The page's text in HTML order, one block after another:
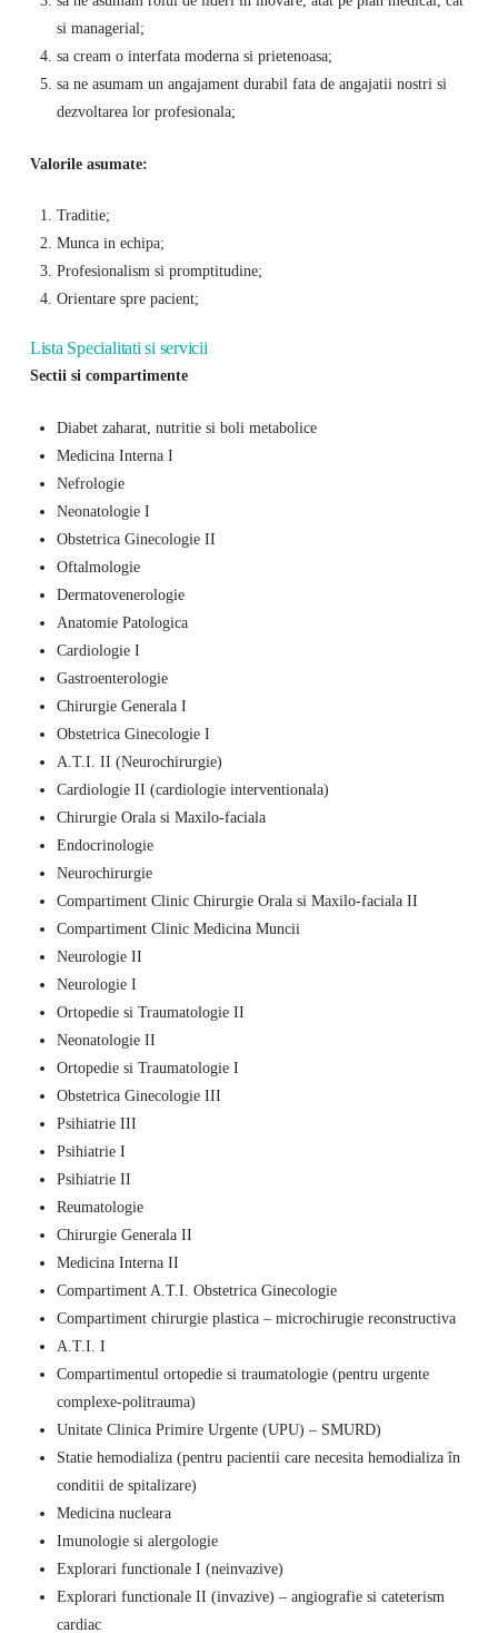
si managerial;
sa cream o interfata moderna si prietenoasa;
sa ne asumam un angajament durabil fata de angajatii nostri si
dezvoltarea lor profesionala;
Valorile asumate:
Traditie;
Munca in echipa;
Profesionalism si promptitudine;
Orientare spre pacient;
Lista Specialitati si servicii
Sectii si compartimente
Diabet zaharat, nutritie si boli metabolice
Medicina Interna I
Nefrologie
Neonatologie I
Obstetrica Ginecologie II
Oftalmologie
Dermatovenerologie
Anatomie Patologica
Cardiologie I
Gastroenterologie
Chirurgie Generala I
Obstetrica Ginecologie I
A.T.I. II (Neurochirurgie)
Cardiologie II (cardiologie interventionala)
Chirurgie Orala si Maxilo-faciala
Endocrinologie
Neurochirurgie
Compartiment Clinic Chirurgie Orala si Maxilo-faciala II
Compartiment Clinic Medicina Muncii
Neurologie II
Neurologie I
Ortopedie si Traumatologie II
Neonatologie II
Ortopedie si Traumatologie I
Obstetrica Ginecologie III
Psihiatrie III
Psihiatrie I
Psihiatrie II
Reumatologie
Chirurgie Generala II
Medicina Interna II
Compartiment A.T.I. Obstetrica Ginecologie
Compartiment chirurgie plastica – microchirugie reconstructiva
A.T.I. I
Compartimentul ortopedie si traumatologie (pentru urgente
complexe-politrauma)
Unitate Clinica Primire Urgente (UPU) – SMURD)
Statie hemodializa (pentru pacientii care necesita hemodializa în
conditii de spitalizare)
Medicina nucleara
Imunologie si alergologie
Explorari functionale I (neinvazive)
Explorari functionale II (invazive) – angiografie si cateterism
cardiac